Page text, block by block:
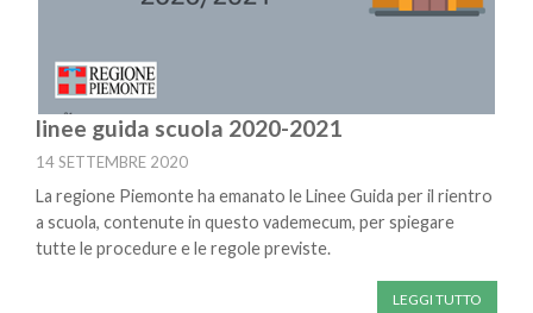
linee guida scuola 2020-2021
14 SETTEMBRE 2020
La regione Piemonte ha emanato le Linee Guida per il rientro
a scuola, contenute in questo vademecum, per spiegare
tutte le procedure e le regole previste.
LEGGI TUTTO